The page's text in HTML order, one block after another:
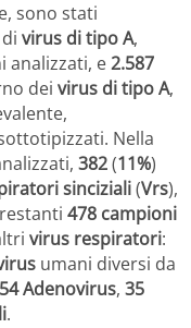
sono stati
di virus di tipo A,
analizzati, e2.587
dei virus di tipo A,
Nella
382(11%)
sinciziali(Vrs),
478 campioni
virus respiratori:
umani diversi da
54 Adenovirus, 35
.